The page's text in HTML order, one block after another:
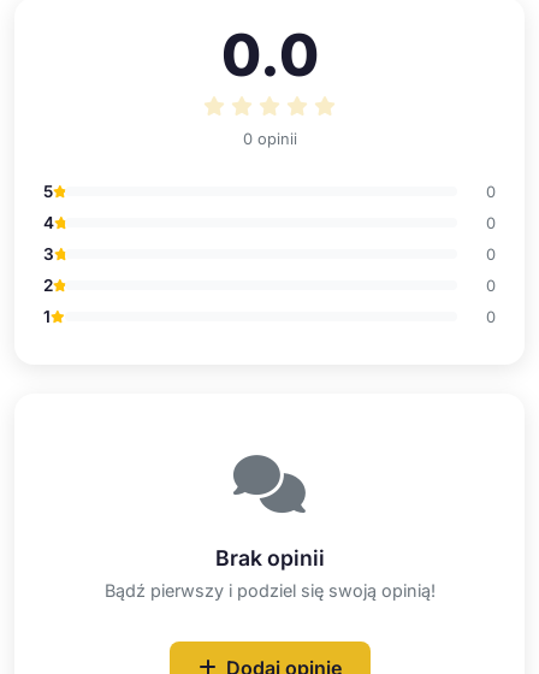
0.0
0 opinii
5 0
4 0
3 0
2 0
1 0
Brak opinii
Bądź pierwszy i podziel się swoją opinią!
Dodaj opinię